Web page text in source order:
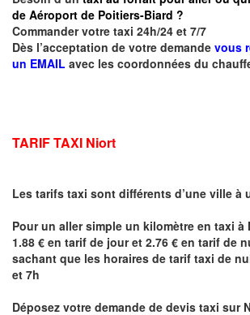
de Aéroport de Poitiers-Biard ?
Commander votre taxi 24h/24 et 7/7
Dès l’acceptation de votre demande vous
un EMAIL avec les coordonnées du
TARIF TAXI Niort
Les tarifs taxi sont différents d’une ville à
Pour un aller simple un kilomètre en taxi à
1.88 € en tarif de jour et 2.76 € en tarif de
sachant que les horaires de tarif taxi de
et 7h
Déposez votre demande de devis taxi sur